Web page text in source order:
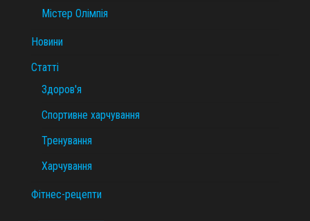
Містер Олімпія
Новини
Статті
Здоров'я
Спортивне харчування
Тренування
Харчування
Фітнес-рецепти